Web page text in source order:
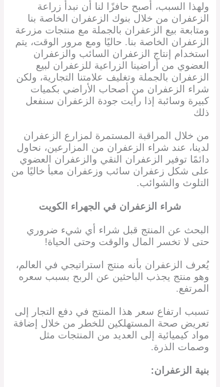
ولهذا السبب، أصبح حافزًا لنا أن نبدأ زراعة
الزعفران من خلال بنوك الزعفران الخاصة بنا
ومتابعة بيع الزعفران بالجملة مع منتجات مزرعة
الزعفران الخاصة بنا. حاليًا ومع مرور الوقت، يتم
استخدام إنتاج الزعفران السائب والزعفران
العضوي من أراضينا الزراعية للزعفران لبيع
الزعفران بالجملة وتغليف علامتنا التجارية، ولكن
شراء الزعفران من أصحاب الأراضي بكميات
كبيرة وسائبة إذا رأيت جودة الزعفران سنفعل
ذلك
من خلال المراقبة المستمرة لمزارع الزعفران
لدينا، عند شراء الزعفران من المزارعين، نحاول
دائمًا توفير الزعفران النقي والزعفران العضوي
على شكل زعفران سائب وزعفران معبأ خاليًا من
التلوث والشوائب.
شراء الزعفران في الجهراء الكويت
البحث عن المنتج قبل شراء أي شيء ضروري
حتى لا تخسر المال والوقت وحتى الحياة!
يُعرف الزعفران بأنه منتج استراتيجي في العالم،
وهو منتج يجذب الباحثين عن الربح بسبب سعره
المرتفع.
تسبب ارتفاع سعر هذا المنتج في دفع التجار إلى
تعريض صحة المستهلكين للخطر من خلال إضافة
مواد كيميائية إلى العديد من المنتجات مثل
وصمات الذرة.
بنية الزعفران: